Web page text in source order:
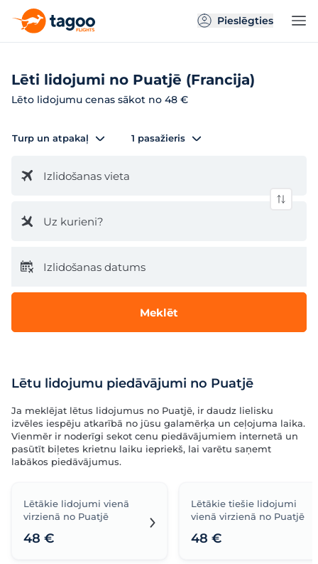
Pieslēgties
Lēti lidojumi no Puatjē (Francija)
Lēto lidojumu cenas sākot no 48 €
Turp un atpakaļ 1 pasažieris
Izlidošanas vieta
Uz kurieni?
Izlidošanas datums
Meklēt
Lētu lidojumu piedāvājumi no Puatjē
Ja meklējat lētus lidojumus no Puatjē, ir daudz lielisku
izvēles iespēju atkarībā no jūsu galamērķa un ceļojuma laika.
Vienmēr ir noderīgi sekot cenu piedāvājumiem internetā un
pasūtīt biļetes krietnu laiku iepriekš, lai varētu saņemt
labākos piedāvājumus.
Lētākie lidojumi vienā
virzienā no Puatjē
48 €
Lētākie tiešie lidojumi
vienā virzienā no Puatjē
48 €